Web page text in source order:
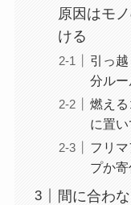
原因はモ
ける
引っ
分ル
燃え
に置
フリ
プか
間に合わ